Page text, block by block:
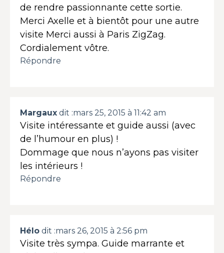
de rendre passionnante cette sortie.
Merci Axelle et à bientôt pour une autre
visite Merci aussi à Paris ZigZag.
Cordialement vôtre.
Répondre
Margaux dit :mars 25, 2015 à 11:42 am
Visite intéressante et guide aussi (avec
de l’humour en plus) !
Dommage que nous n’ayons pas visiter
les intérieurs !
Répondre
Hélo dit :mars 26, 2015 à 2:56 pm
Visite très sympa. Guide marrante et